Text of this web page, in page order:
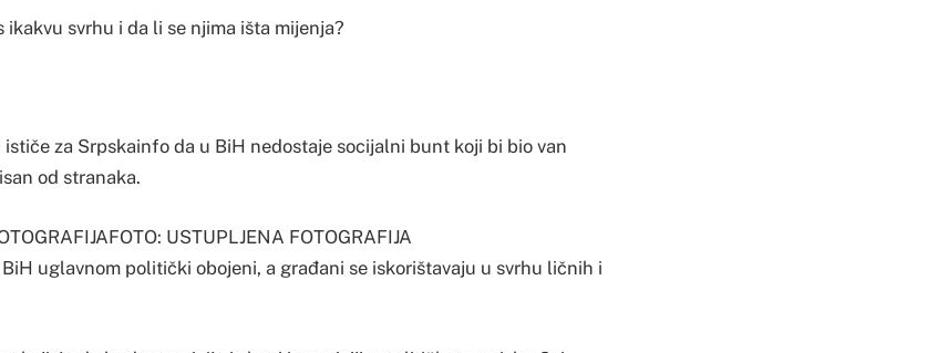
svrhu i da li se njima išta mijenja?
za Srpskainfo da u BiH nedostaje socijalni bunt koji bi bio van
od stranaka.
USTUPLJENA FOTOGRAFIJA
uglavnom politički obojeni, a građani se iskorištavaju u svrhu ličnih i